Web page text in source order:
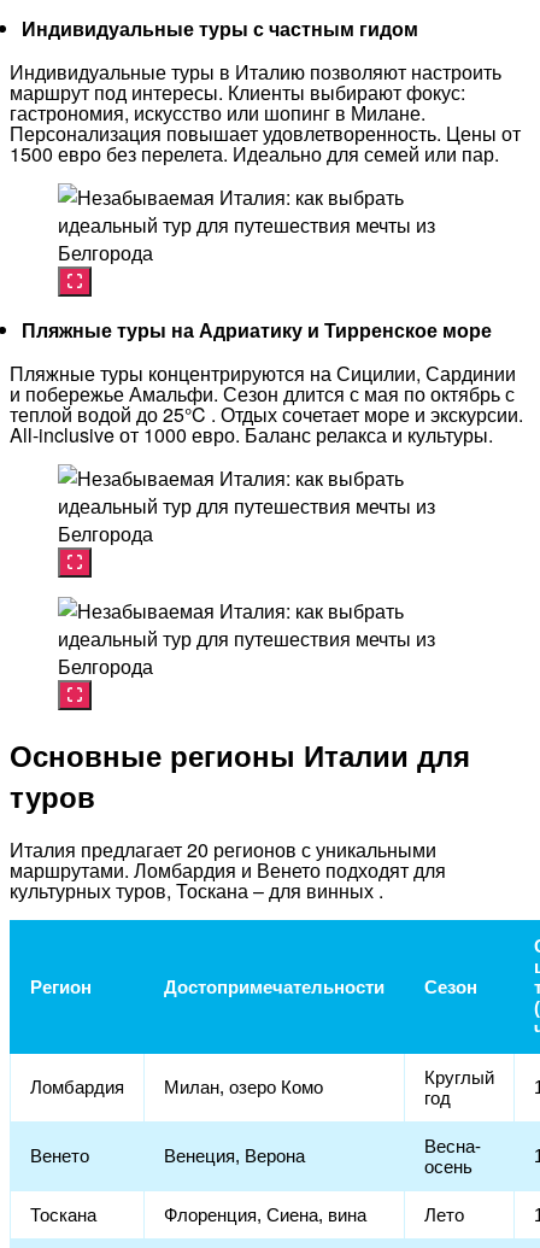
Индивидуальные туры с частным гидом
Индивидуальные туры в Италию позволяют настроить
маршрут под интересы. Клиенты выбирают фокус:
гастрономия, искусство или шопинг в Милане.
Персонализация повышает удовлетворенность. Цены от
1500 евро без перелета. Идеально для семей или пар.​
Пляжные туры на Адриатику и Тирренское море
Пляжные туры концентрируются на Сицилии, Сардинии
и побережье Амальфи. Сезон длится с мая по октябрь с
теплой водой до 25°C . Отдых сочетает море и экскурсии.
All-inclusive от 1000 евро. Баланс релакса и культуры.
Основные регионы Италии для
туров
Италия предлагает 20 регионов с уникальными
маршрутами. Ломбардия и Венето подходят для
культурных туров, Тоскана – для винных .
Регион Достопримечательности Сезон
Ломбардия Милан, озеро Комо
Круглый
год
Венето Венеция, Верона
Весна-
осень
Тоскана Флоренция, Сиена, вина Лето